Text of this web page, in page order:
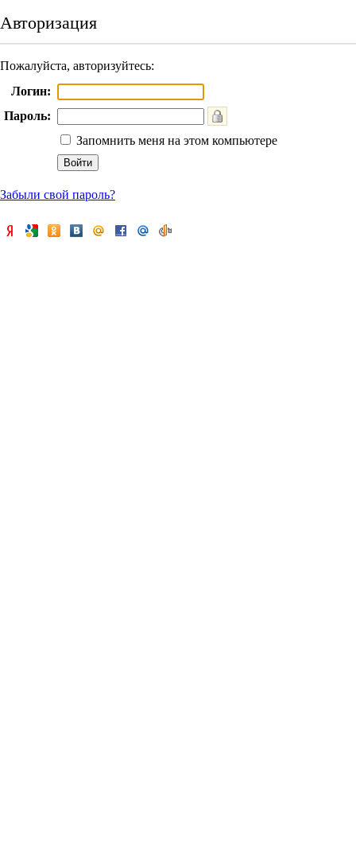
Авторизация
Пожалуйста, авторизуйтесь:
Логин:
Пароль:
Запомнить меня на этом компьютере
Забыли свой пароль?